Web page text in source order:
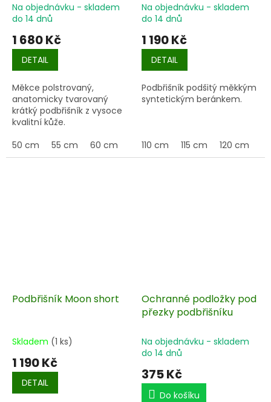
Na objednávku - skladem
do 14 dnů
1 680 Kč
DETAIL
Měkce polstrovaný,
anatomicky tvarovaný
krátký podbřišník z vysoce
kvalitní kůže.
50 cm
55 cm 60 cm 65 cm 70 cm 75 cm
Na objednávku - skladem
do 14 dnů
1 190 Kč
DETAIL
Podbřišník podšitý měkkým
syntetickým beránkem.
110 cm 115 cm 120 cm
Podbřišník Moon short
Skladem (1 ks)
1 190 Kč
DETAIL
Ochranné podložky pod
přezky podbřišníku
Na objednávku - skladem
do 14 dnů
375 Kč
Do košíku